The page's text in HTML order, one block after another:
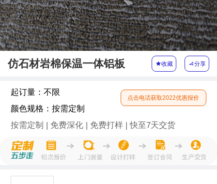
仿石材岩棉保温一体铝板 收藏 分享
起订量：不限
颜色规格：按需定制
按需定制 | 免费深化 | 免费打样 | 快至7天交货
点击电话获取2022优惠报价